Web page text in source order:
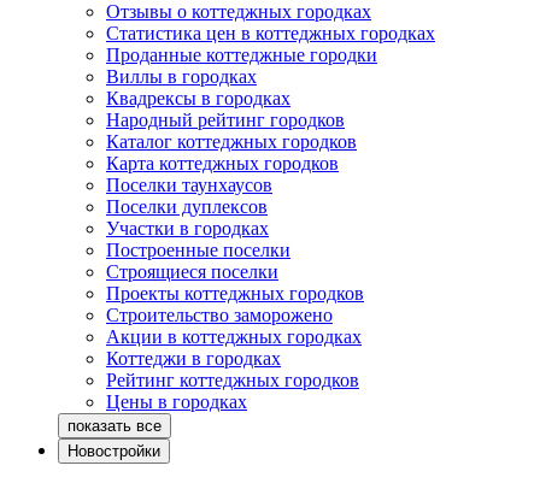
Отзывы о коттеджных городках
Статистика цен в коттеджных городках
Проданные коттеджные городки
Виллы в городках
Квадрексы в городках
Народный рейтинг городков
Каталог коттеджных городков
Карта коттеджных городков
Поселки таунхаусов
Поселки дуплексов
Участки в городках
Построенные поселки
Строящиеся поселки
Проекты коттеджных городков
Строительство заморожено
Акции в коттеджных городках
Коттеджи в городках
Рейтинг коттеджных городков
Цены в городках
Новостройки